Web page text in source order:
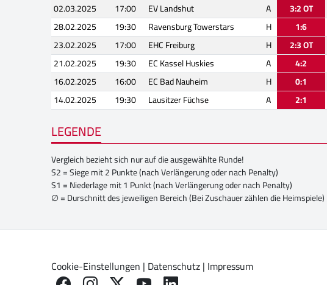
02.03.2025
17:00 EV Landshut A 3:2 OT
28.02.2025
19:30 Ravensburg Towerstars H 1:6
23.02.2025
17:00 EHC Freiburg H 2:3 OT
21.02.2025
19:30 EC Kassel Huskies A 4:2
16.02.2025
16:00 EC Bad Nauheim H 0:1
14.02.2025
19:30 Lausitzer Füchse A 2:1
LEGENDE
Vergleich bezieht sich nur auf die ausgewählte Runde!
S2 = Siege mit 2 Punkte (nach Verlängerung oder nach Penalty)
S1 = Niederlage mit 1 Punkt (nach Verlängerung oder nach Penalty)
∅ = Durschnitt des jeweiligen Bereich (Bei Zuschauer zählen die Heimspiele)
Cookie-Einstellungen | Datenschutz| Impressum